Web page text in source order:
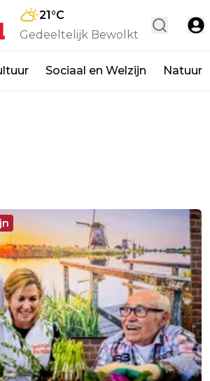
21°C
Gedeeltelijk Bewolkt
Sociaal en Welzijn Natuur